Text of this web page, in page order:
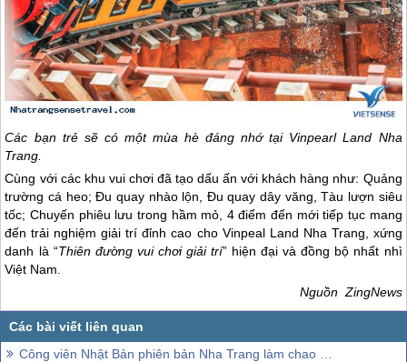
Các bạn trẻ sẽ có một mùa hè đáng nhớ tại Vinpearl Land Nha
Trang.
Cùng với các khu vui chơi đã tạo dấu ấn với khách hàng như: Quảng
trường cá heo; Đu quay nhào lộn, Đu quay dây văng, Tàu lượn siêu
tốc; Chuyến phiêu lưu trong hầm mỏ, 4 điểm đến mới tiếp tục mang
đến trải nghiệm giải trí đỉnh cao cho Vinpeal Land Nha Trang, xứng
danh là “Thiên đường vui chơi giải trí” hiện đại và đồng bộ nhất nhì
Việt Nam.
Nguồn ZingNews
Công viên Nhật Bản phiên bản Nha Trang làm chao đảo giới trẻ